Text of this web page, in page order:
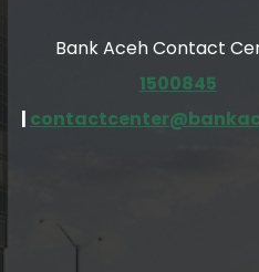
Bank Aceh Contact
1500845
|